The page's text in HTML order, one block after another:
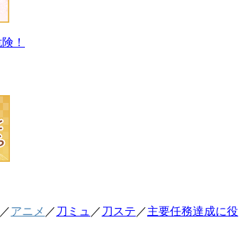
！
／アニメ ／ 刀ミュ ／ 刀ステ ／主要任務達成に役